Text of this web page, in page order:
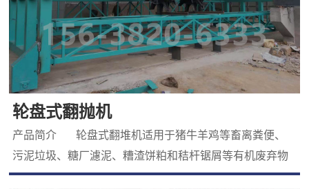
轮盘式翻抛机
产品简介 轮盘式翻堆机适用于猪牛羊鸡等畜离粪便、
污泥垃圾、糖厂濾泥、糟渣饼粕和秸杆锯屑等有机废弃物
的发酵翻堆,广泛应用于有机肥厂、复混肥厂 、污泥垃